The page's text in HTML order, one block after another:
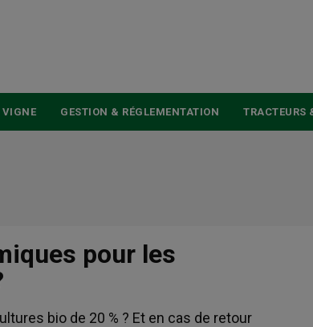
VIGNE GESTION & RÉGLEMENTATION TRACTEURS
pour les
bio de 20 % ? Et en cas de retour